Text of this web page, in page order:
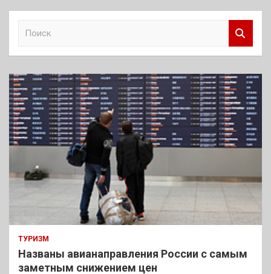
к
ТУРИЗМ
Названы авианаправления России с самым
заметным снижением цен